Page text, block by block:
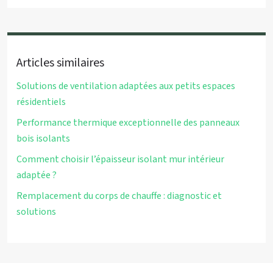
Articles similaires
Solutions de ventilation adaptées aux petits espaces
résidentiels
Performance thermique exceptionnelle des panneaux
bois isolants
Comment choisir l’épaisseur isolant mur intérieur
adaptée ?
Remplacement du corps de chauffe : diagnostic et
solutions